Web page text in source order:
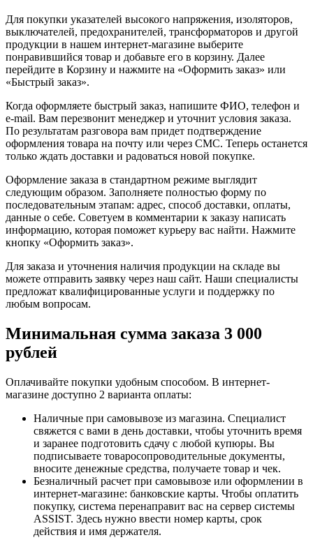
Для покупки указателей высокого напряжения, изоляторов,
выключателей, предохранителей, трансформаторов и другой
продукции в нашем интернет-магазине выберите
понравившийся товар и добавьте его в корзину. Далее
перейдите в Корзину и нажмите на «Оформить заказ» или
«Быстрый заказ».
Когда оформляете быстрый заказ, напишите ФИО, телефон и
e-mail. Вам перезвонит менеджер и уточнит условия заказа.
По результатам разговора вам придет подтверждение
оформления товара на почту или через СМС. Теперь останется
только ждать доставки и радоваться новой покупке.
Оформление заказа в стандартном режиме выглядит
следующим образом. Заполняете полностью форму по
последовательным этапам: адрес, способ доставки, оплаты,
данные о себе. Советуем в комментарии к заказу написать
информацию, которая поможет курьеру вас найти. Нажмите
кнопку «Оформить заказ».
Для заказа и уточнения наличия продукции на складе вы
можете отправить заявку через наш сайт. Наши специалисты
предложат квалифицированные услуги и поддержку по
любым вопросам.
Минимальная сумма заказа 3 000
рублей
Оплачивайте покупки удобным способом. В интернет-
магазине доступно 2 варианта оплаты:
Наличные при самовывозе из магазина. Специалист
свяжется с вами в день доставки, чтобы уточнить время
и заранее подготовить сдачу с любой купюры. Вы
подписываете товаросопроводительные документы,
вносите денежные средства, получаете товар и чек.
Безналичный расчет при самовывозе или оформлении в
интернет-магазине: банковские карты. Чтобы оплатить
покупку, система перенаправит вас на сервер системы
ASSIST. Здесь нужно ввести номер карты, срок
действия и имя держателя.